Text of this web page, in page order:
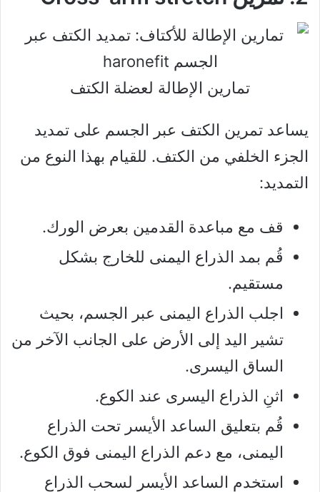
تمارين الإطالة لعضلة الكتف
يساعد تمرين الكتف عبر الجسم على تمديد
الجزء الخلفي من الكتف. للقيام بهذا النوع من
التمديد:
قف مع مباعدة القدمين بعرض الورك.
قُم بمد الذراع اليمنى للخارج بشكل
مستقيم.
اجلب الذراع اليمنى عبر الجسم، بحيث
تشير اليد إلى الأرض على الجانب الآخر من
الساق اليسرى.
اثنِ الذراع اليسرى عند الكوع.
قُم بتعليق الساعد الأيسر تحت الذراع
اليمنى، مع دعم الذراع اليمنى فوق الكوع.
استخدم الساعد الأيسر لسحب الذراع